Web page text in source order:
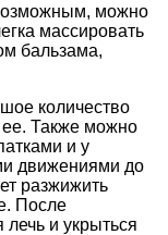
можно
массировать
бальзама,
количество
ее. Также можно
и у
движениями до
разжижить
После
и укрыться